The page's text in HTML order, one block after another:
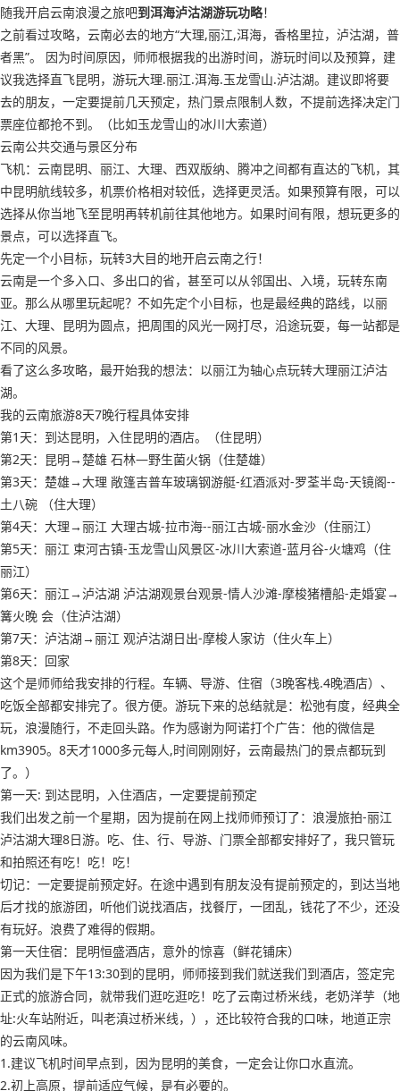
随我开启云南浪漫之旅吧到洱海泸沽湖游玩功略！
之前看过攻略，云南必去的地方“大理,丽江,洱海，香格里拉，泸沽湖，普
者黑”。 因为时间原因，师师根据我的出游时间，游玩时间以及预算，建
议我选择直飞昆明，游玩大理.丽江.洱海.玉龙雪山.泸沽湖。建议即将要
去的朋友，一定要提前几天预定，热门景点限制人数，不提前选择决定门
票座位都抢不到。（比如玉龙雪山的冰川大索道）
云南公共交通与景区分布
飞机：云南昆明、丽江、大理、西双版纳、腾冲之间都有直达的飞机，其
中昆明航线较多，机票价格相对较低，选择更灵活。如果预算有限，可以
选择从你当地飞至昆明再转机前往其他地方。如果时间有限，想玩更多的
景点，可以选择直飞。
先定一个小目标，玩转3大目的地开启云南之行！
云南是一个多入口、多出口的省，甚至可以从邻国出、入境，玩转东南
亚。那么从哪里玩起呢？不如先定个小目标，也是最经典的路线，以丽
江、大理、昆明为圆点，把周围的风光一网打尽，沿途玩耍，每一站都是
不同的风景。
看了这么多攻略，最开始我的想法：以丽江为轴心点玩转大理丽江泸沽
湖。
我的云南旅游8天7晚行程具体安排
第1天：到达昆明，入住昆明的酒店。（住昆明）
第2天：昆明→楚雄 石林—野生菌火锅（住楚雄）
第3天：楚雄→大理 敞篷吉普车玻璃钢游艇-红酒派对-罗荃半岛-天镜阁--
土八碗 （住大理）
第4天：大理→丽江 大理古城-拉市海--丽江古城-丽水金沙（住丽江）
第5天：丽江 束河古镇-玉龙雪山风景区-冰川大索道-蓝月谷-火塘鸡（住
丽江）
第6天：丽江→泸沽湖 泸沽湖观景台观景-情人沙滩-摩梭猪槽船-走婚宴→
篝火晚 会（住泸沽湖）
第7天：泸沽湖→丽江 观泸沽湖日出-摩梭人家访（住火车上）
第8天：回家
这个是师师给我安排的行程。车辆、导游、住宿（3晚客栈.4晚酒店）、
吃饭全部都安排完了。很方便。游玩下来的总结就是：松弛有度，经典全
玩，浪漫随行，不走回头路。作为感谢为阿诺打个广告：他的微信是
km3905。8天才1000多元每人,时间刚刚好，云南最热门的景点都玩到
了。）
第一天: 到达昆明，入住酒店，一定要提前预定
我们出发之前一个星期，因为提前在网上找师师预订了：浪漫旅拍-丽江
泸沽湖大理8日游。吃、住、行、导游、门票全部都安排好了，我只管玩
和拍照还有吃！吃！吃！
切记：一定要提前预定好。在途中遇到有朋友没有提前预定的，到达当地
后才找的旅游团，听他们说找酒店，找餐厅，一团乱，钱花了不少，还没
有玩好。浪费了难得的假期。
第一天住宿：昆明恒盛酒店，意外的惊喜（鲜花铺床）
因为我们是下午13:30到的昆明，师师接到我们就送我们到酒店，签定完
正式的旅游合同，就带我们逛吃逛吃！吃了云南过桥米线，老奶洋芋（地
址:火车站附近，叫老滇过桥米线，），还比较符合我的口味，地道正宗
的云南风味。
1.建议飞机时间早点到，因为昆明的美食，一定会让你口水直流。
2.初上高原，提前适应气候，是有必要的。